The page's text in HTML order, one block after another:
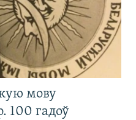
мову
100 гадоў